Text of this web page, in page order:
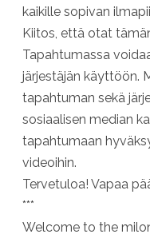
kaikille sopivan
Kiitos, että otat
Tapahtumassa
järjestäjän käyttöön.
tapahtuman sekä
sosiaalisen median
tapahtumaan
videoihin.
Tervetuloa! Vapaa
***
Welcome to the